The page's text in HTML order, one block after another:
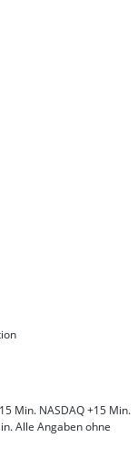
Min. NASDAQ +15 Min.
Alle Angaben ohne